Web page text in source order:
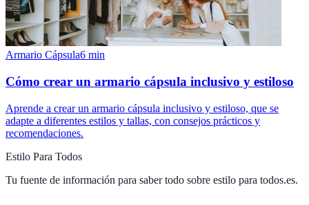
Armario Cápsula6 min
Cómo crear un armario cápsula inclusivo y estiloso
Aprende a crear un armario cápsula inclusivo y estiloso, que se
adapte a diferentes estilos y tallas, con consejos prácticos y
recomendaciones.
Estilo Para Todos
Tu fuente de información para saber todo sobre estilo para todos.es.